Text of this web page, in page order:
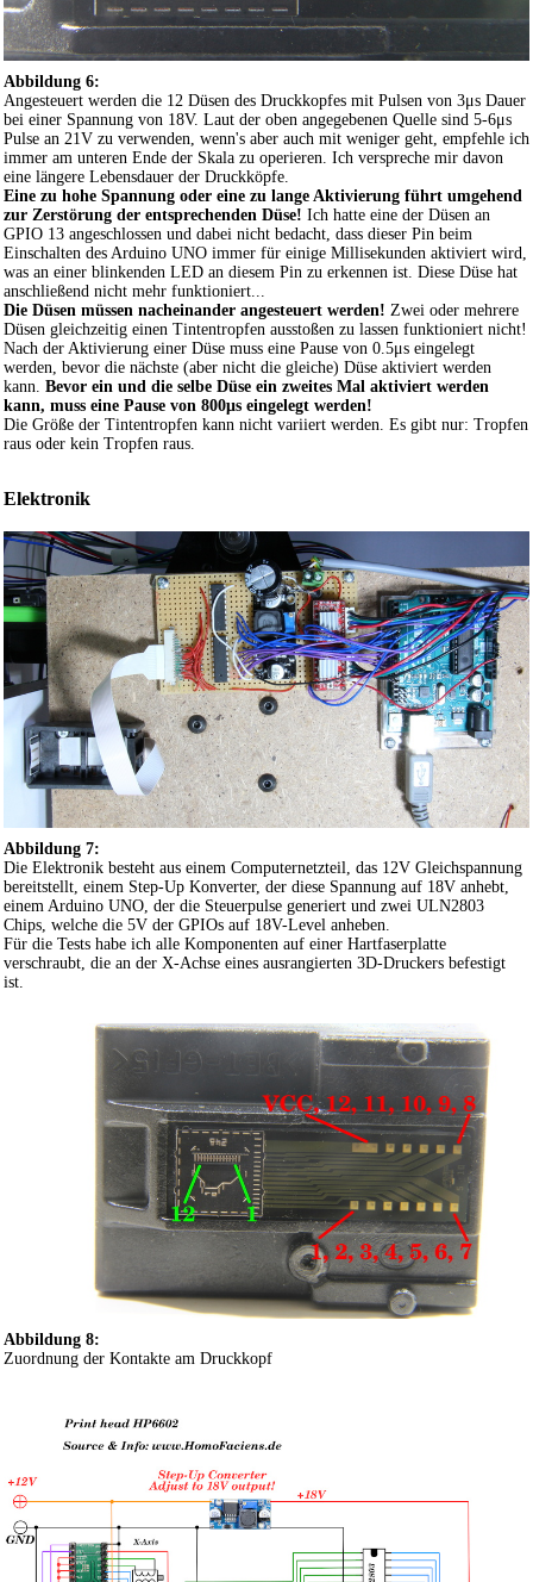
Abbildung 6:
Angesteuert werden die 12 Düsen des Druckkopfes mit Pulsen von 3μs Dauer
bei einer Spannung von 18V. Laut der oben angegebenen Quelle sind 5-6μs
Pulse an 21V zu verwenden, wenn's aber auch mit weniger geht, empfehle ich
immer am unteren Ende der Skala zu operieren. Ich verspreche mir davon
eine längere Lebensdauer der Druckköpfe.
Eine zu hohe Spannung oder eine zu lange Aktivierung führt umgehend
zur Zerstörung der entsprechenden Düse! Ich hatte eine der Düsen an
GPIO 13 angeschlossen und dabei nicht bedacht, dass dieser Pin beim
Einschalten des Arduino UNO immer für einige Millisekunden aktiviert wird,
was an einer blinkenden LED an diesem Pin zu erkennen ist. Diese Düse hat
anschließend nicht mehr funktioniert...
Die Düsen müssen nacheinander angesteuert werden! Zwei oder mehrere
Düsen gleichzeitig einen Tintentropfen ausstoßen zu lassen funktioniert nicht!
Nach der Aktivierung einer Düse muss eine Pause von 0.5μs eingelegt
werden, bevor die nächste (aber nicht die gleiche) Düse aktiviert werden
kann. Bevor ein und die selbe Düse ein zweites Mal aktiviert werden
kann, muss eine Pause von 800μs eingelegt werden!
Die Größe der Tintentropfen kann nicht variiert werden. Es gibt nur: Tropfen
raus oder kein Tropfen raus.
Elektronik
Abbildung 7:
Die Elektronik besteht aus einem Computernetzteil, das 12V Gleichspannung
bereitstellt, einem Step-Up Konverter, der diese Spannung auf 18V anhebt,
einem Arduino UNO, der die Steuerpulse generiert und zwei ULN2803
Chips, welche die 5V der GPIOs auf 18V-Level anheben.
Für die Tests habe ich alle Komponenten auf einer Hartfaserplatte
verschraubt, die an der X-Achse eines ausrangierten 3D-Druckers befestigt
ist.
Abbildung 8:
Zuordnung der Kontakte am Druckkopf